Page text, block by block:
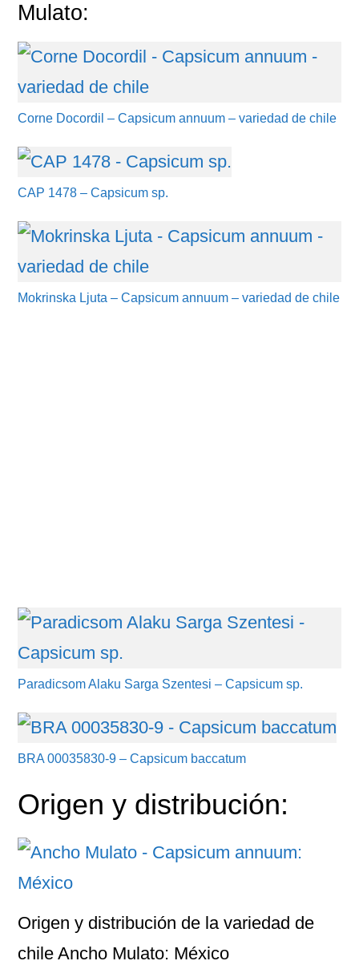
Mulato:
Corne Docordil – Capsicum annuum – variedad de chile
CAP 1478 – Capsicum sp.
Mokrinska Ljuta – Capsicum annuum – variedad de chile
Paradicsom Alaku Sarga Szentesi – Capsicum sp.
BRA 00035830-9 – Capsicum baccatum
Origen y distribución:
Origen y distribución de la variedad de
chile Ancho Mulato: México